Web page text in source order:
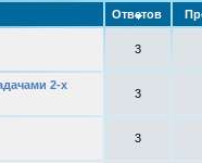
Ответов
3
2-х
3
3